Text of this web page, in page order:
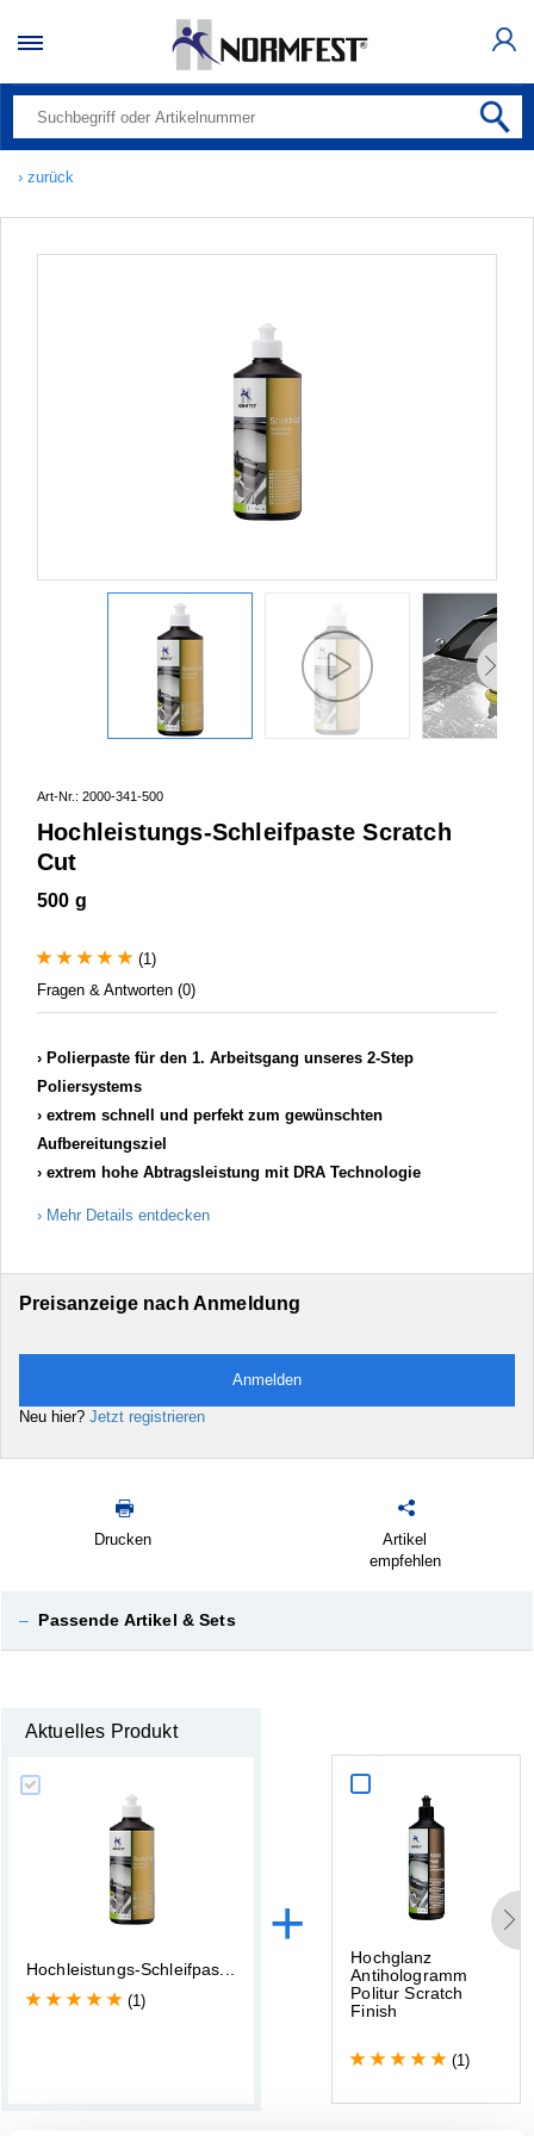
› zurück
Art-Nr.: 2000-341-500
Hochleistungs-Schleifpaste Scratch
Cut
500 g
(1)
Fragen & Antworten (0)
Polierpaste für den 1. Arbeitsgang unseres 2-Step
Poliersystems
extrem schnell und perfekt zum gewünschten
Aufbereitungsziel
extrem hohe Abtragsleistung mit DRA Technologie
Mehr Details entdecken
Preisanzeige nach Anmeldung
Anmelden
Neu hier? Jetzt registrieren
Drucken
Artikel
empfehlen
– Passende Artikel & Sets
Aktuelles Produkt
Hochleistungs-Schleifpas
(1)
+ Hochglanz
Antihologramm
Politur Scratch
Finish
(1)